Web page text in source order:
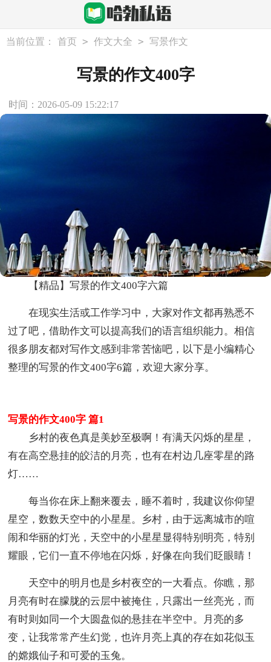
当前位置： 首页 > 作文大全 > 写景作文
写景的作文400字
时间：2026-05-09 15:22:17
【精品】写景的作文400字六篇
在现实生活或工作学习中，大家对作文都再熟悉不
过了吧，借助作文可以提高我们的语言组织能力。相信
很多朋友都对写作文感到非常苦恼吧，以下是小编精心
整理的写景的作文400字6篇，欢迎大家分享。
写景的作文400字 篇1
乡村的夜色真是美妙至极啊！有满天闪烁的星星，
有在高空悬挂的皎洁的月亮，也有在村边几座零星的路
灯……
每当你在床上翻来覆去，睡不着时，我建议你仰望
星空，数数天空中的小星星。乡村，由于远离城市的喧
闹和华丽的灯光，天空中的小星星显得特别明亮，特别
耀眼，它们一直不停地在闪烁，好像在向我们眨眼睛！
天空中的明月也是乡村夜空的一大看点。你瞧，那
月亮有时在朦胧的云层中被掩住，只露出一丝亮光，而
有时则如同一个大圆盘似的悬挂在半空中。月亮的多
变，让我常常产生幻觉，也许月亮上真的存在如花似玉
的嫦娥仙子和可爱的玉兔。